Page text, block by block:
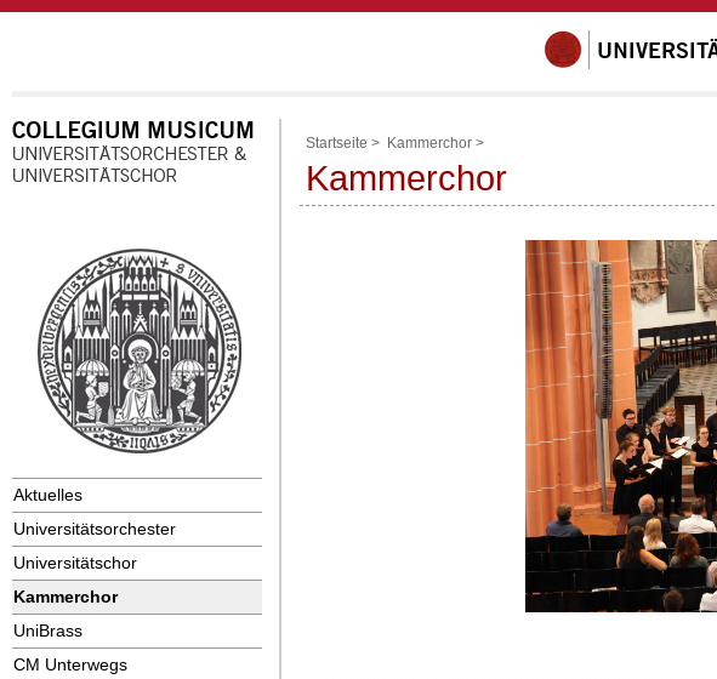
Aktuelles
Universitätsorchester
Universitätschor
Kammerchor
UniBrass
CM Unterwegs
Startseite > Kammerchor >
Kammerchor